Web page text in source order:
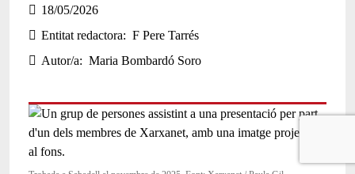
a
c
e
o
o
18/05/2026
Entitat redactora
F Pere Tarrés
Autor/a
Maria Bombardó Soro